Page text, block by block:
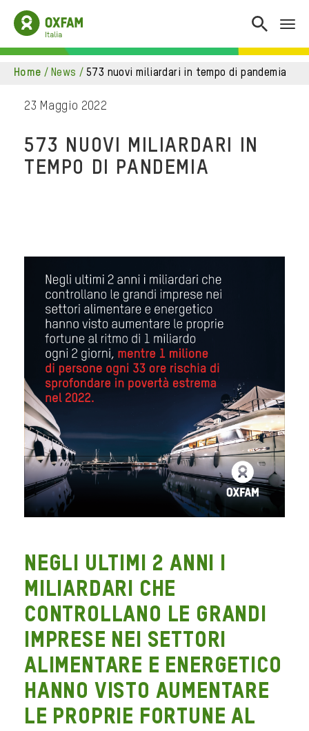
home / news / 573 nuovi miliardari in tempo di pandemia
23 Maggio 2022
573 NUOVI MILIARDARI IN
TEMPO DI PANDEMIA
Negli ultimi 2 anni i
miliardari che
controllano le grandi
imprese nei settori
alimentare e energetico
hanno visto aumentare
le proprie fortune al